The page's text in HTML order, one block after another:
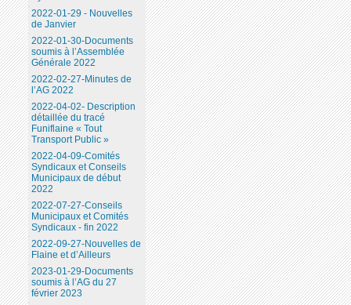
2022-01-29 - Nouvelles
de Janvier
2022-01-30-Documents
soumis à l’Assemblée
Générale 2022
2022-02-27-Minutes de
l’AG 2022
2022-04-02- Description
détaillée du tracé
Funiflaine « Tout
Transport Public »
2022-04-09-Comités
Syndicaux et Conseils
Municipaux de début
2022
2022-07-27-Conseils
Municipaux et Comités
Syndicaux - fin 2022
2022-09-27-Nouvelles de
Flaine et d’Ailleurs
2023-01-29-Documents
soumis à l’AG du 27
février 2023